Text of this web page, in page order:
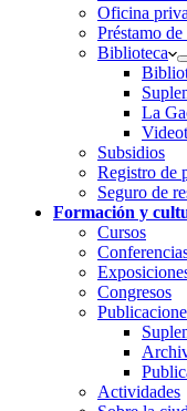
Oficina
Préstamo
Biblioteca
La
Subsidios
Registro de
Seguro de
Formación y
Cursos
Congresos
Actividades